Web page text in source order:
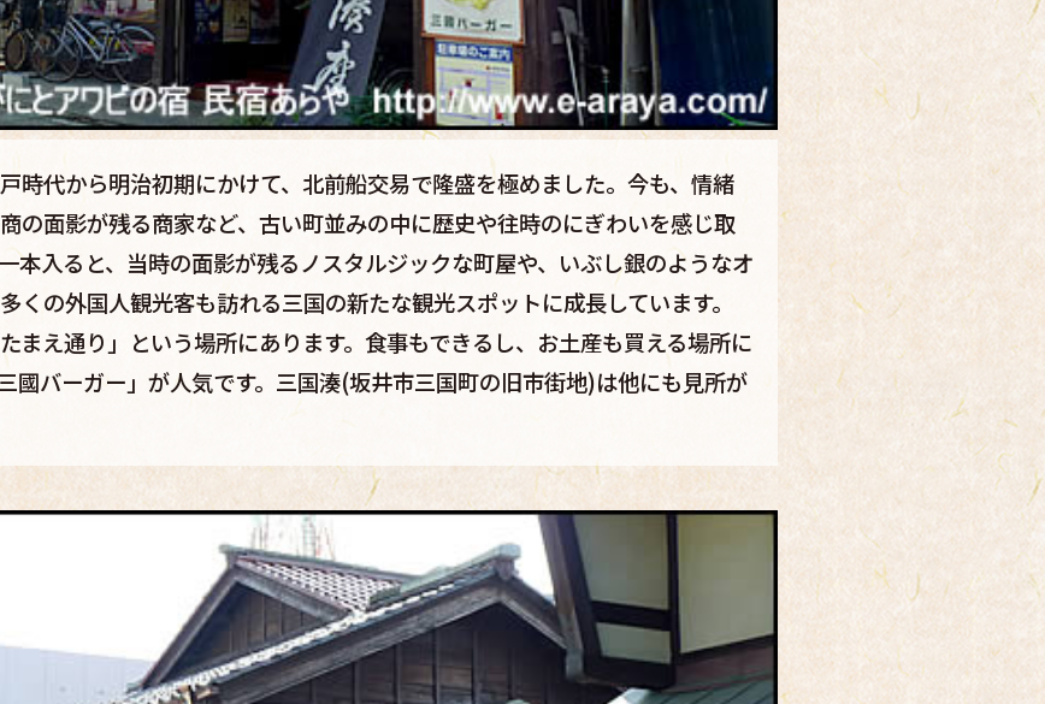
時代から明治初期にかけて、北前船交易で隆盛を極めました。今も、情緒
の面影が残る商家など、古い町並みの中に歴史や往時のにぎわいを感じ取
本入ると、当時の面影が残るノスタルジックな町屋や、いぶし銀のようなオ
くの外国人観光客も訪れる三国の新たな観光スポットに成長しています。
まえ通り」という場所にあります。食事もできるし、お土産も買える場所に
國バーガー」が人気です。三国湊(坂井市三国町の旧市街地)は他にも見所が